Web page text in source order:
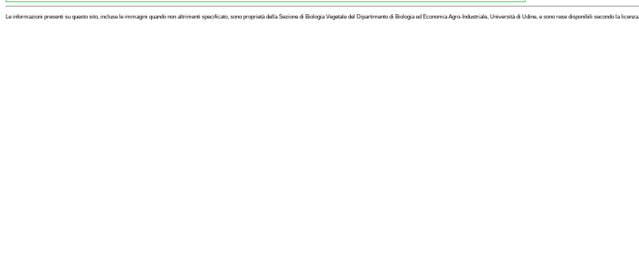
Le informazioni presenti su questo sito, incluse le immagini quando non altrimenti specificato, sono proprietà della Sezione di Biologia Vegetale del Dipartimento di Biologia ed Economia Agro-Industriale, Università di Udine, e sono rese disponibili secondo la licenza